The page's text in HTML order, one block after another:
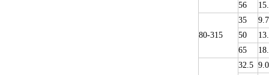
56
80-315
35
50
65
32.5 9.0